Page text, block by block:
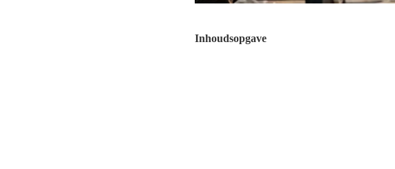
Inhoudsopgave